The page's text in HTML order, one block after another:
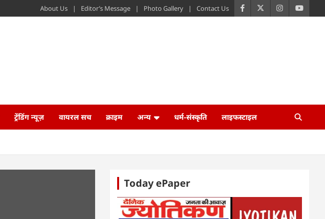
About Us Editor’s Message Photo Gallery Contact Us
ट्रेंडिंग न्यूज़ वायरल सच क्राइम अन्य धर्म-संस्कृति लाइफस्टाइल
Today ePaper